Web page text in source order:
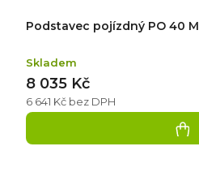
Podstavec pojízdný PO 40 M
Skladem
6 641 Kč bez DPH
8 035 Kč